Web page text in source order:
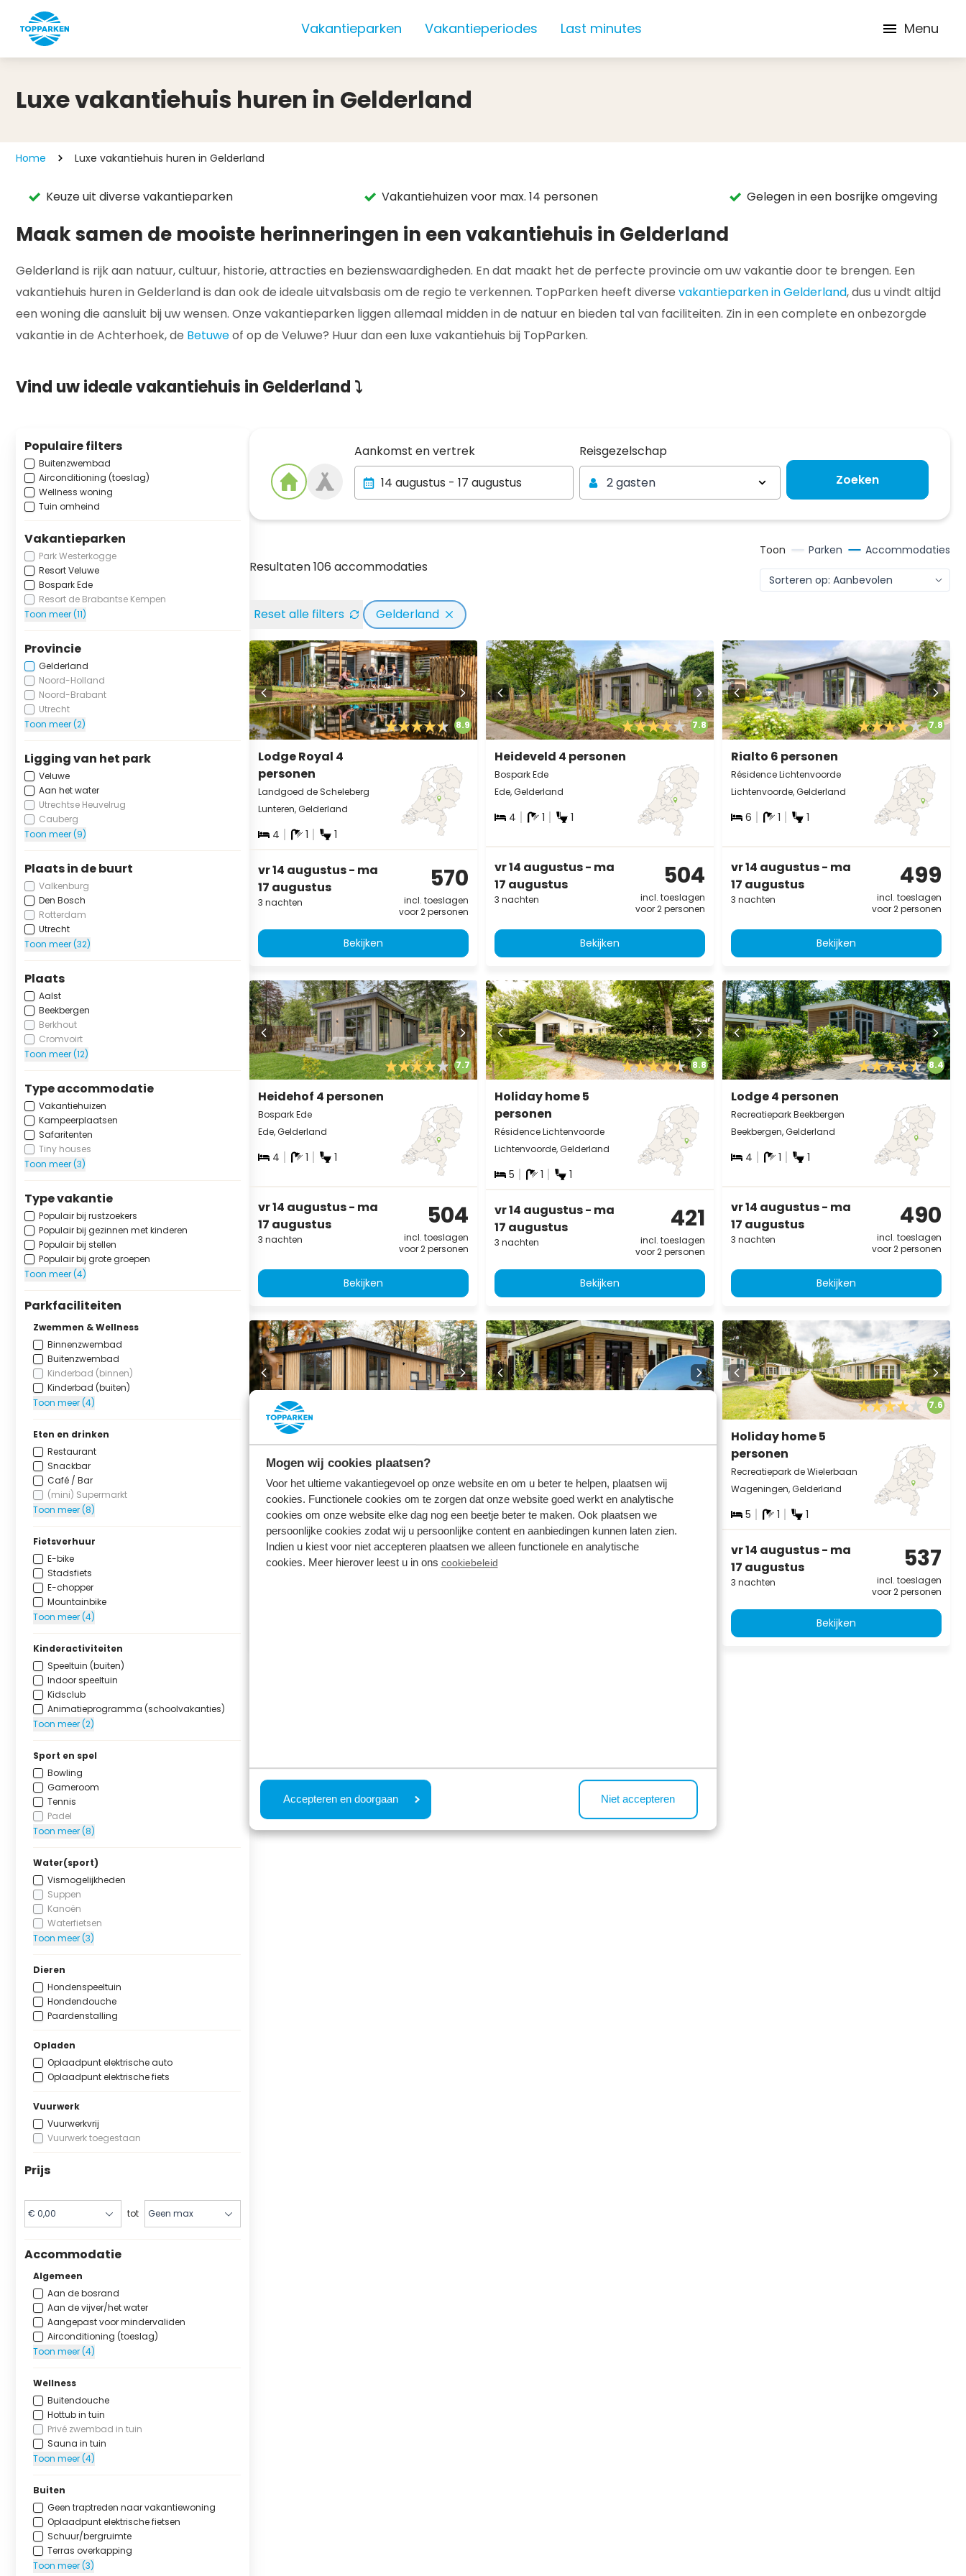
Mogen wij cookies plaatsen?
Voor het ultieme vakantiegevoel op onze website en om u beter te helpen, plaatsen wij
cookies. Functionele cookies om te zorgen dat onze website goed werkt en analytische
cookies om onze website elke dag nog een beetje beter te maken. Ook plaatsen we
persoonlijke cookies zodat wij u persoonlijke content en aanbiedingen kunnen laten zien.
Indien u kiest voor niet accepteren plaatsen we alleen functionele en analytische
cookies. Meer hierover leest u in ons cookiebeleid
Accepteren en doorgaan Niet accepteren
Vakantieparken Vakantieperiodes Last minutes Menu
Luxe vakantiehuis huren in Gelderland
Home Luxe vakantiehuis huren in Gelderland
Keuze uit diverse vakantieparken Vakantiehuizen voor max. 14 personen Gelegen in een bosrijke omgeving
Maak samen de mooiste herinneringen in een vakantiehuis in Gelderland
Gelderland is rijk aan natuur, cultuur, historie, attracties en bezienswaardigheden. En dat maakt het de perfecte provincie om uw vakantie door te brengen. Een
vakantiehuis huren in Gelderland is dan ook de ideale uitvalsbasis om de regio te verkennen. TopParken heeft diverse vakantieparken in Gelderland, dus u vindt altijd
een woning die aansluit bij uw wensen. Onze vakantieparken liggen allemaal midden in de natuur en bieden tal van faciliteiten. Zin in een complete en onbezorgde
vakantie in de Achterhoek, de Betuweof op de Veluwe? Huur dan een luxe vakantiehuis bij TopParken.
Vind uw ideale vakantiehuis in Gelderland ⤵
Populaire filters
Buitenzwembad
Airconditioning (toeslag)
Wellness woning
Tuin omheind
Vakantieparken
Park Westerkogge
Resort Veluwe
Bospark Ede
Resort de Brabantse Kempen
Toon meer (11)
Provincie
Gelderland
Noord-Holland
Noord-Brabant
Utrecht
Toon meer (2)
Ligging van het park
Veluwe
Aan het water
Utrechtse Heuvelrug
Cauberg
Toon meer (9)
Plaats in de buurt
Valkenburg
Den Bosch
Rotterdam
Utrecht
Toon meer (32)
Plaats
Aalst
Beekbergen
Berkhout
Cromvoirt
Toon meer (12)
Type accommodatie
Vakantiehuizen
Kampeerplaatsen
Safaritenten
Tiny houses
Toon meer (3)
Type vakantie
Populair bij rustzoekers
Populair bij gezinnen met kinderen
Populair bij stellen
Populair bij grote groepen
Toon meer (4)
Parkfaciliteiten
Zwemmen & Wellness
Binnenzwembad
Buitenzwembad
Kinderbad (binnen)
Kinderbad (buiten)
Toon meer (4)
Eten en drinken
Restaurant
Snackbar
Café / Bar
(mini) Supermarkt
Toon meer (8)
Fietsverhuur
E-bike
Stadsfiets
E-chopper
Mountainbike
Toon meer (4)
Kinderactiviteiten
Speeltuin (buiten)
Indoor speeltuin
Kidsclub
Animatieprogramma (schoolvakanties)
Toon meer (2)
Sport en spel
Bowling
Gameroom
Tennis
Padel
Toon meer (8)
Water(sport)
Vismogelijkheden
Suppen
Kanoën
Waterfietsen
Toon meer (3)
Dieren
Hondenspeeltuin
Hondendouche
Paardenstalling
Opladen
Oplaadpunt elektrische auto
Oplaadpunt elektrische fiets
Vuurwerk
Vuurwerkvrij
Vuurwerk toegestaan
Prijs
tot
Accommodatie
Algemeen
Aan de bosrand
Aan de vijver/het water
Aangepast voor mindervaliden
Airconditioning (toeslag)
Toon meer (4)
Wellness
Buitendouche
Hottub in tuin
Privé zwembad in tuin
Sauna in tuin
Toon meer (4)
Buiten
Geen traptreden naar vakantiewoning
Oplaadpunt elektrische fietsen
Schuur/bergruimte
Terras overkapping
Toon meer (3)
Aankomst en vertrek Reisgezelschap
Reisgezelschap
2 gasten
Zoeken
Resultaten 106 accommodaties
Toon Parken Accommodaties
Reset alle filters Gelderland
8.9
Lodge Royal 4
personen
Landgoed de Scheleberg
Lunteren, Gelderland
4 1 1
vr 14 augustus - ma
17 augustus
3 nachten
570
incl. toeslagen
voor 2 personen
Bekijken
7.8
Heideveld 4 personen
Bospark Ede
Ede, Gelderland
4 1 1
vr 14 augustus - ma
17 augustus
3 nachten
504
incl. toeslagen
voor 2 personen
Bekijken
7.8
Rialto 6 personen
Résidence Lichtenvoorde
Lichtenvoorde, Gelderland
6 1 1
vr 14 augustus - ma
17 augustus
3 nachten
499
incl. toeslagen
voor 2 personen
Bekijken
7.7
Heidehof 4 personen
Bospark Ede
Ede, Gelderland
4 1 1
vr 14 augustus - ma
17 augustus
3 nachten
504
incl. toeslagen
voor 2 personen
Bekijken
8.8
Holiday home 5
personen
Résidence Lichtenvoorde
Lichtenvoorde, Gelderland
5 1 1
vr 14 augustus - ma
17 augustus
3 nachten
421
incl. toeslagen
voor 2 personen
Bekijken
8.4
Lodge 4 personen
Recreatiepark Beekbergen
Beekbergen, Gelderland
4 1 1
vr 14 augustus - ma
17 augustus
3 nachten
490
incl. toeslagen
voor 2 personen
Bekijken
Module Wood 4
Bospark Ede
Ede, Gelderland
4 1 1
vr 14 augustus - ma
17 augustus
450
Garderen, Gelderland
5 1 1
vr 14 augustus - ma
17 augustus
7.6
Holiday home 5
personen
Recreatiepark de Wielerbaan
Wageningen, Gelderland
5 1 1
vr 14 augustus - ma
17 augustus
3 nachten
537
incl. toeslagen
voor 2 personen
Bekijken